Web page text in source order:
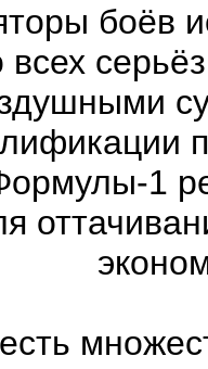
боёв
всех
1
есть